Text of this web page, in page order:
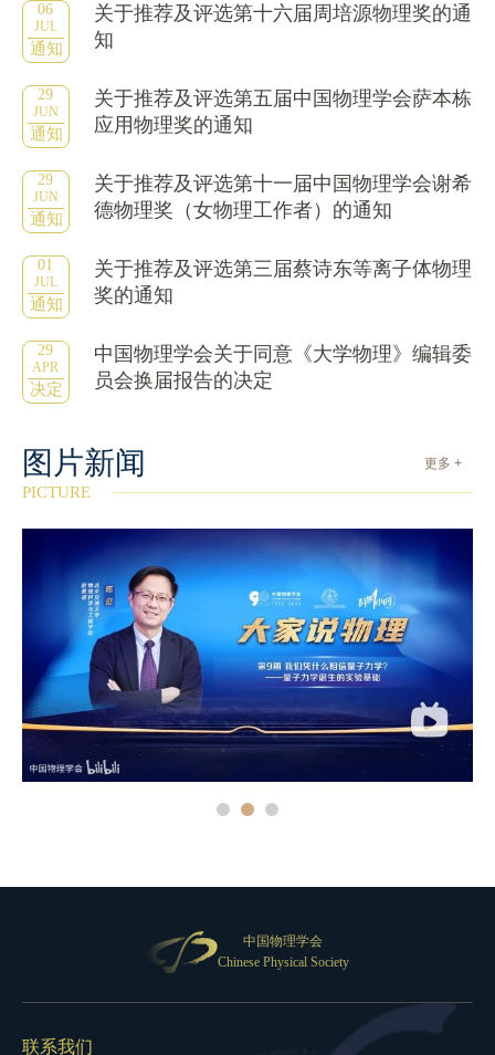
06
JUL
通知
关于推荐及评选第十六届周培源物理奖的通
知
29
JUN
通知
关于推荐及评选第五届中国物理学会萨本栋
应用物理奖的通知
29
JUN
通知
关于推荐及评选第十一届中国物理学会谢希
德物理奖（女物理工作者）的通知
01
JUL
通知
关于推荐及评选第三届蔡诗东等离子体物理
奖的通知
29
APR
决定
中国物理学会关于同意《大学物理》编辑委
员会换届报告的决定
更多 +
图片新闻
PICTURE
中国物理学会
Chinese Physical Society
联系我们